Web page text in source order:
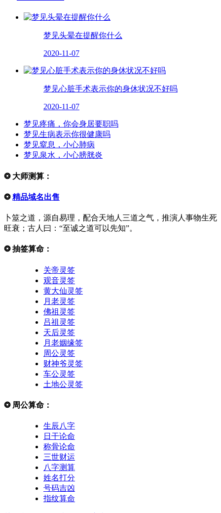
梦见头晕在提醒你什么
2020-11-07
梦见心脏手术表示你的身休状况不好吗
2020-11-07
梦见疼痛，你会身居要职吗
梦见生病表示你很健康吗
梦见窒息，小心肺病
梦见泉水，小心膀胱炎
❂大师测算：
❂ 精品域名出售
卜筮之道，源自易理，配合天地人三道之气，推演人事物生死
旺衰；古人曰：“至诚之道可以先知”。
❂抽签算命：
关帝灵签
观音灵签
黄大仙灵签
月老灵签
佛祖灵签
吕祖灵签
天后灵签
月老姻缘签
周公灵签
财神爷灵签
车公灵签
土地公灵签
❂周公算命：
生辰八字
日干论命
称骨论命
三世财运
八字测算
姓名打分
号码吉凶
指纹算命